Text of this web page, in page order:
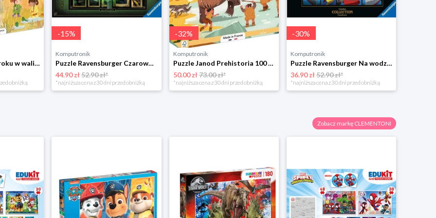
Puzzle Janod Pory roku w walizce 36 elementów
obniżką
-15%
Komputronik
Puzzle Ravensburger Czarownica 1000 el.
44.90 zł52.90 zł*
*najniższa cena z 30 dni przed obniżką
-32%
Komputronik
Puzzle Janod Prehistoria 100 el.
50.00 zł73.00 zł*
*najniższa cena z 30 dni przed obniżką
-30%
Komputronik
Puzzle Ravensburger Na wodzie 1000 el.
36.90 zł52.90 zł*
*najniższa cena z 30 dni przed obniżką
Zobacz markę CLEMENTONI